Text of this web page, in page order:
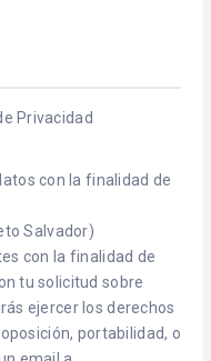
Privacidad
con la finalidad de
Salvador)
con la finalidad de
tu solicitud sobre
ejercer los derechos
portabilidad, o